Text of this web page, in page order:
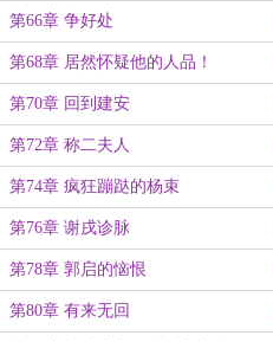
第66章 争好处
第68章 居然怀疑他的人品！
第70章 回到建安
第72章 称二夫人
第74章 疯狂蹦跶的杨束
第76章 谢戌诊脉
第78章 郭启的恼恨
第80章 有来无回